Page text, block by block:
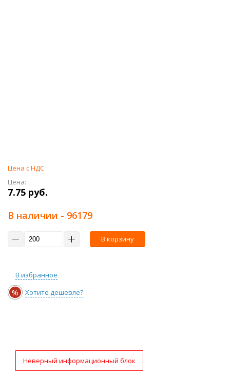
Цена с НДС
Цена:
7.75 руб.
В наличии - 96179
В корзину
В избранное
% Хотите дешевле?
Неверный информационный блок